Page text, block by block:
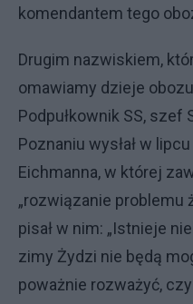
komendantem tego
Drugim nazwiskiem,
omawiamy dzieje
Podpułkownik SS,
Poznaniu wysłał w
Eichmanna, w której
„rozwiązanie problemu
pisał w nim: „Istnieje
zimy Żydzi nie będą
poważnie rozważyć,